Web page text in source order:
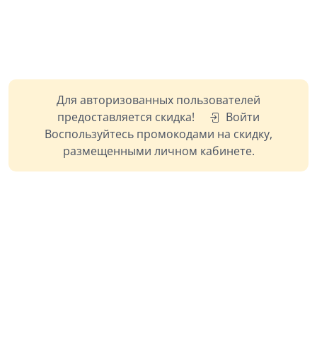
Для авторизованных пользователей
предоставляется скидка!
Войти
Воспользуйтесь промокодами на скидку,
размещенными личном кабинете.